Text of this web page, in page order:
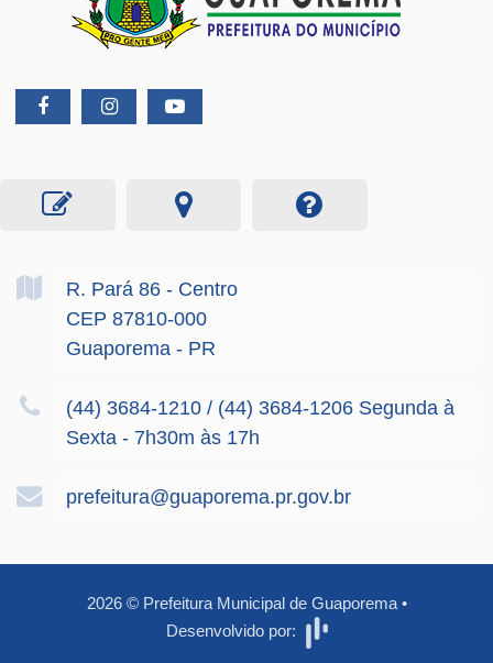
R. Pará 86 - Centro
CEP 87810-000
Guaporema - PR
(44) 3684-1210 / (44) 3684-1206 Segunda à
Sexta - 7h30m às 17h
prefeitura@guaporema.pr.gov.br
2026 © Prefeitura Municipal de Guaporema •
Desenvolvido por: